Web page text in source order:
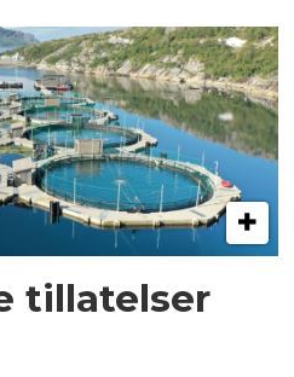
tillatelser